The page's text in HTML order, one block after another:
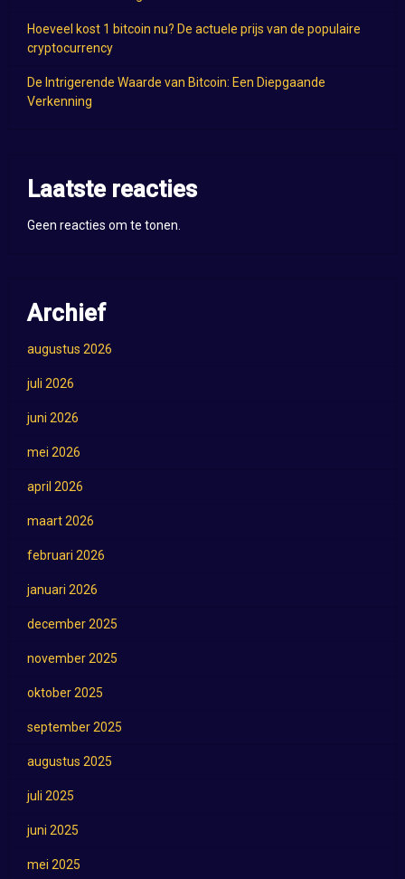
Hoeveel kost 1 bitcoin nu? De actuele prijs van de populaire
cryptocurrency
De Intrigerende Waarde van Bitcoin: Een Diepgaande
Verkenning
Laatste reacties
Geen reacties om te tonen.
Archief
augustus 2026
juli 2026
juni 2026
mei 2026
april 2026
maart 2026
februari 2026
januari 2026
december 2025
november 2025
oktober 2025
september 2025
augustus 2025
juli 2025
juni 2025
mei 2025